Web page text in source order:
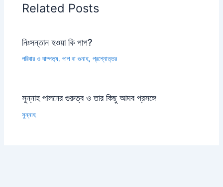
Related Posts
নিঃসন্তান হওয়া কি পাপ?
পরিবার ও দাম্পত্য,পাপ বা গুনাহ,প্রশ্নোত্তর
সুন্নাহ পালনের গুরুত্ব ও তার কিছু আদব প্রসঙ্গে
সুন্নাহ